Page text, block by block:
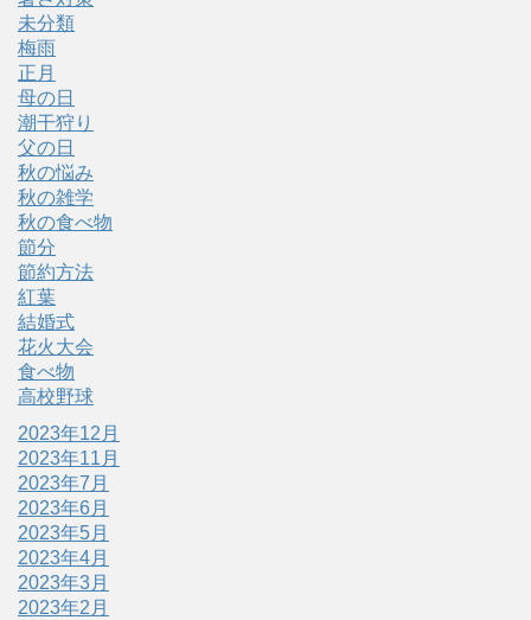
未分類
梅雨
正月
母の日
潮干狩り
父の日
秋の悩み
秋の雑学
秋の食べ物
節分
節約方法
紅葉
結婚式
花火大会
食べ物
高校野球
2023年12月
2023年11月
2023年7月
2023年6月
2023年5月
2023年4月
2023年3月
2023年2月